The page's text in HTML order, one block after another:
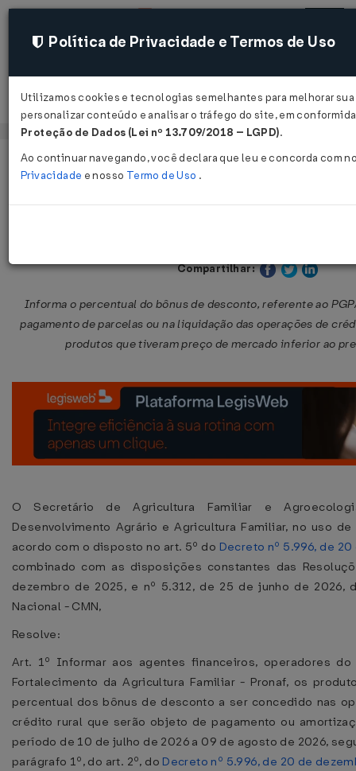
Acessar
Página Inicial Legislações Legislação Federal
Portaria SAF Nº 368 DE 06/07/2026
Compartilhar:
Informa o percentual do bônus de desconto, referente ao
pagamento de parcelas ou na liquidação das operações de
produtos que tiveram preço de mercado inferior ao
O Secretário de Agricultura Familiar e
Desenvolvimento Agrário e Agricultura Familiar, no uso
acordo com o disposto no art. 5º do Decreto nº 5.996, de
combinado com as disposições constantes das
dezembro de 2025, e nº 5.312, de 25 de junho de 2026,
Nacional - CMN,
Resolve:
Art. 1º Informar aos agentes financeiros, operadores do
Fortalecimento da Agricultura Familiar - Pronaf, os
percentual dos bônus de desconto a ser concedido nas
crédito rural que serão objeto de pagamento ou
período de 10 de julho de 2026 a 09 de agosto de 2026,
parágrafo 1º, do art. 2º, do Decreto nº 5.996, de 20 de
Política de Privacidade e Termos de Uso
Utilizamos cookies e tecnologias semelhantes para melhorar
personalizar conteúdo e analisar o tráfego do site, em
Proteção de Dados (Lei nº 13.709/2018 – LGPD).
Ao continuar navegando, você declara que leu e concorda com
Privacidade e nosso Termo de Uso .